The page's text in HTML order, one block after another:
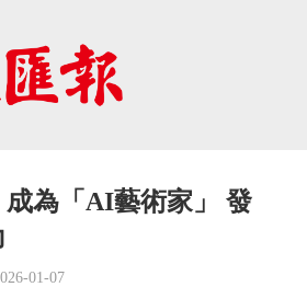
成為「AI藝術家」 發
01-07